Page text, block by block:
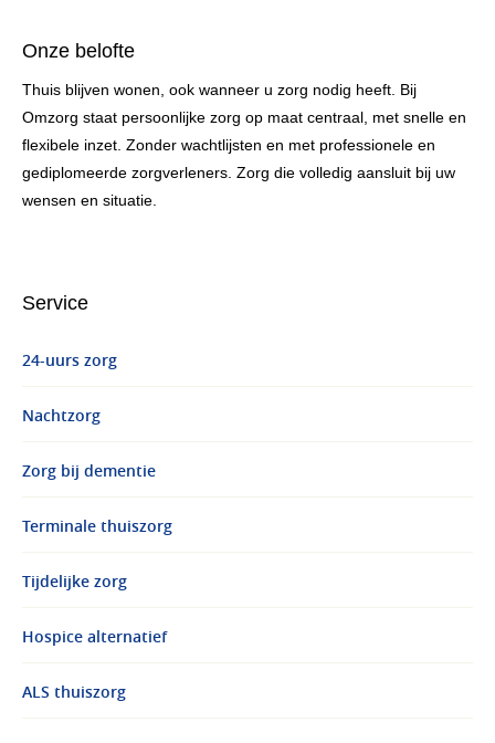
Onze belofte
Thuis blijven wonen, ook wanneer u zorg nodig heeft. Bij
Omzorg staat persoonlijke zorg op maat centraal, met snelle en
flexibele inzet. Zonder wachtlijsten en met professionele en
gediplomeerde zorgverleners. Zorg die volledig aansluit bij uw
wensen en situatie.
Service
24-uurs zorg
Nachtzorg
Zorg bij dementie
Terminale thuiszorg
Tijdelijke zorg
Hospice alternatief
ALS thuiszorg